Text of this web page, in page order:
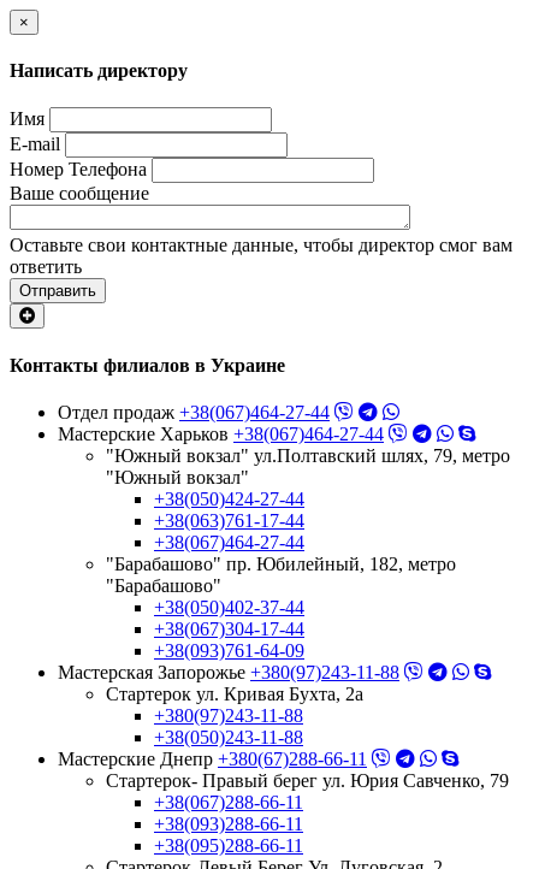
×
Написать директору
Имя
E-mail
Номер Телефона
Ваше сообщение
Оставьте свои контактные данные, чтобы директор смог вам
ответить
Отправить
Контакты филиалов в Украине
Отдел продаж +38(067)464-27-44
Мастерские Харьков +38(067)464-27-44
"Южный вокзал" ул.Полтавский шлях, 79, метро
"Южный вокзал"
+38(050)424-27-44
+38(063)761-17-44
+38(067)464-27-44
"Барабашово" пр. Юбилейный, 182, метро
"Барабашово"
+38(050)402-37-44
+38(067)304-17-44
+38(093)761-64-09
Мастерская Запорожье +380(97)243-11-88
Стартерок ул. Кривая Бухта, 2а
+380(97)243-11-88
+38(050)243-11-88
Мастерские Днепр +380(67)288-66-11
Стартерок- Правый берег ул. Юрия Савченко, 79
+38(067)288-66-11
+38(093)288-66-11
+38(095)288-66-11